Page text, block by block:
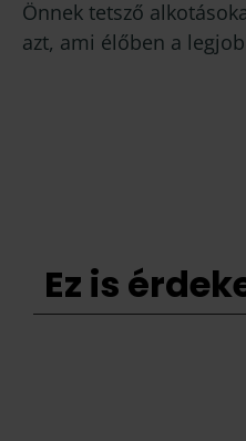
Önnek tetsző
azt, ami élőben a
Ez is